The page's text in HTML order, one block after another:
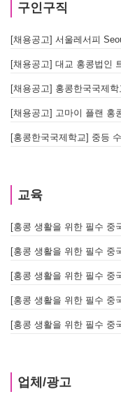
구인구직
[채용공고] 홍콩한국국제
[채용공고] 고마이 플랜 홍
[홍콩한국국제학교] 중등
교육
[홍콩 생활을 위한 필수 중
[홍콩 생활을 위한 필수 중
[홍콩 생활을 위한 필수 중
[홍콩 생활을 위한 필수 중
[홍콩 생활을 위한 필수 중
업체/광고